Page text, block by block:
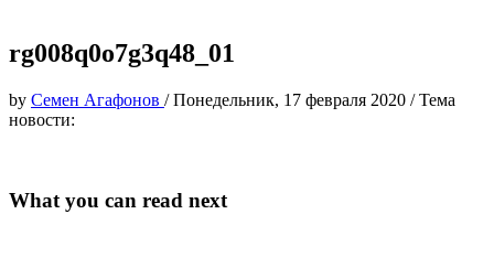
rg008q0o7g3q48_01
by Семен Агафонов /Понедельник, 17 февраля 2020 /Тема
новости:
What you can read next